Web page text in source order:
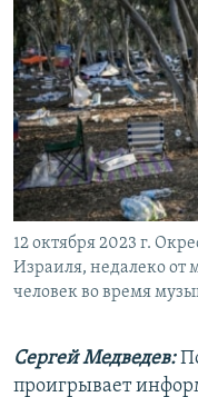
12 октября 2023 г.
Израиля, недалеко от
человек во время
Сергей Медведев:
проигрывает